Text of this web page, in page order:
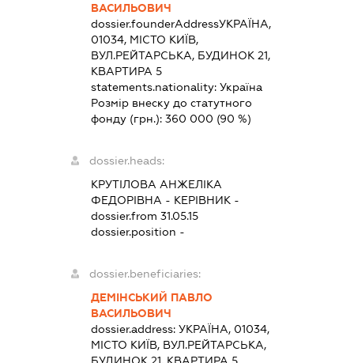
ВАСИЛЬОВИЧ
dossier.founderAddressУКРАЇНА,
01034, МІСТО КИЇВ,
ВУЛ.РЕЙТАРСЬКА, БУДИНОК 21,
КВАРТИРА 5
statements.nationality: Україна
Розмір внеску до статутного
фонду (грн.): 360 000 (90 %)
dossier.heads:
КРУТІЛОВА АНЖЕЛІКА
ФЕДОРІВНА - КЕРІВНИК -
dossier.from 31.05.15
dossier.position -
dossier.beneficiaries:
ДЕМІНСЬКИЙ ПАВЛО
ВАСИЛЬОВИЧ
dossier.address: УКРАЇНА, 01034,
МІСТО КИЇВ, ВУЛ.РЕЙТАРСЬКА,